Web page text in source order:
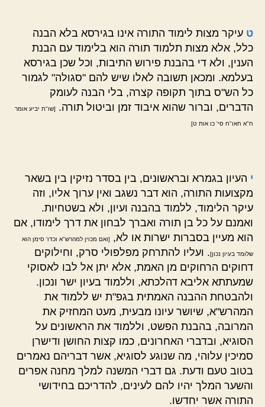
ט עיקר מצות לימוד התורה אינו בגירסא בלא הבנה
כלל, אלא מצות תלמוד תורה הוא בלימוד עם הבנת
הענין, ולא די בהבנת פירוש התיבות, וכל שכן בגירסא
בעלמא. ומכאן תשובה לאלו שיש להם "סגולה" לגמור
כל הש"ס בתוך תקופה קצרה, בלי הבנה לעומק
הדברים, וברור שהוא איבוד זמן וביטול תורה.
[שו"ת יביע אומר
ח"א חאו"ח סי' כו אות ט]
י העיון בגמרא ובראשונים, בין בסדר נזיקין בין בשאר
מקצועות התורה, הוא דבר נשגב ואין ערוך אליו, וזה
עיקר הלימוד, ללמוד בהבנה ועיון, ולא בשטחיות.
ואמנם על כל בן תורה ואברך לבחון את דרך לימודו, אם
הוא מעיין בסברות ישרות או לא,
[ואם מכוין למהרש"א וכדו' סימן הוא
שלומד בעיון נכון]. ועליו להתרחק מפלפולי סרק, וחילוקים
דחוקים הרחוקים מן האמת, אלא יתן אל לבו לאסוקי
שמעתתא אליבא דהלכתא, וללמוד בעיון ישר ונכון.
ולהבטחת ההבנה האמתית בגפ"ת יש ללמוד את
המהרש"א, שיושר עיונו מבעית, מעט המחזיק את
המרובה, בהבנת הפשט, וללמוד את הראשונים על
הסוגיא, ובדברי האחרונים, כמו קצות החושן ודישרן
סמיכין עלוהי, מה שנוגע לסוגיא, אשר דבריהם נאמרים
בטוב טעם ודעת. גם דברי המשנה למלך מחנה אפרים
והשער המלך יהיו להם לעינים, להדריכם בחידושי
התורה אשר יחדשו.